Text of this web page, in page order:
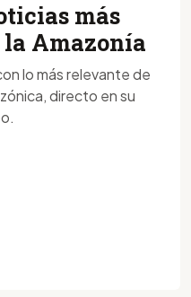
más
Amazonía
lo más relevante de
directo en su